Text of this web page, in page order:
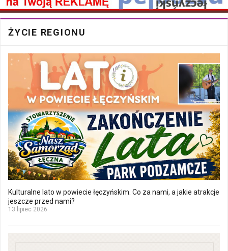
ŻYCIE REGIONU
Kulturalne lato w powiecie łęczyńskim. Co za nami, a jakie atrakcje
jeszcze przed nami?
13 lipiec 2026